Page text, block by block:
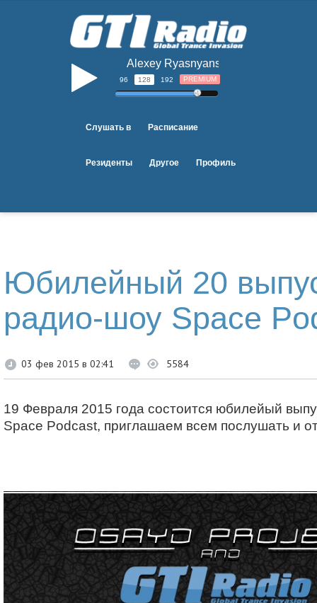
Alexey Ryasnyansky - Paper Flower
b 96 128 192 PREMIUM
Слушать в Расписание
Резиденты Другое Профиль
Юбилейный 20
радио-шоу Space
03 фев 2015 в 02:41 5584
19 Февраля 2015 года состоится юбилейый
Space Podcast, приглашаем всем послушать и